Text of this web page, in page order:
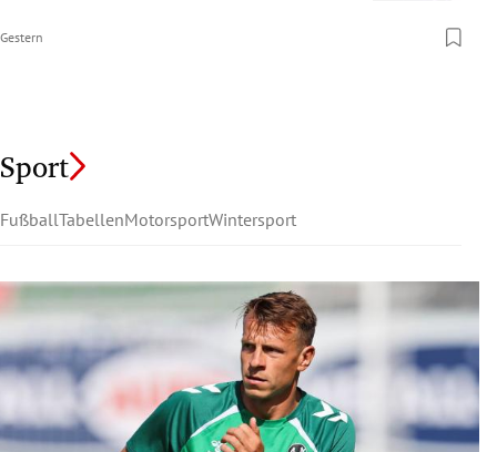
Gestern
Sport
FußballTabellenMotorsportWintersport